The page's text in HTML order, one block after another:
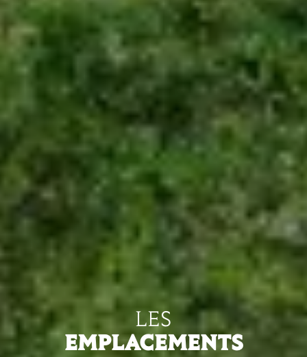
ACCUEIL
EMPLACEMENTS
LOCATIONS
LES MOBIL-HOMES
LES CHALETS
LES BUNGALOWS
LES
EMPLACEMENTS